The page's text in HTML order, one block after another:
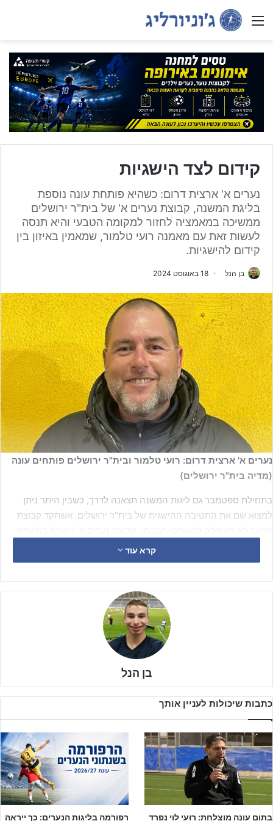
Menu
קידום לצד הישגיות
נערים א' ארצית דרום: כשהיא פותחת עונה נוספת
בליגת המשנה, קבוצת נערים א' של בית"ר ירושלים
ממשיכה במאמציה לחזור למקומה הטבעי והיא תנסה
לעשות זאת עם מאמנה רועי טלמור, שמאמין באיזון בין
קידום להישגיות.
בן הנל 18 באוגוסט 2024
נערים א' ארצית דרום: רועי טלמור ובית"ר ירושלים פותחים עונה
(מדיה בית"ר ירושלים)
בתחילת ספטמבר גם ליגות המשנה תצאנה לדרך, כשבין היתר ניתן
למצוא שם את החטיבה ההישגית של בית"ר ירושלים. אשתקד קבוצת
קרא עוד
בן הנל
כתבות שיכולות לעניין אותך
בתום עונה מוצלחת: רועי לוי נפרד
רפורמה בליגות הנערים: כך ייראה